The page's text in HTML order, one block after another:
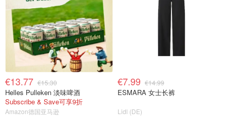
€13.77 €15.30
Helles Pulleken 淡味啤酒
Subscribe & Save可享9折
Amazon德国亚马逊
€7.99 €14.99
ESMARA 女士长裤
Lidl (DE)